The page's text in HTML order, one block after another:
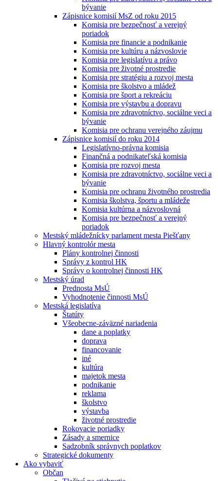
bývanie
Zápisnice komisií MsZ od roku 2015
Komisia pre bezpečnosť a verejný
poriadok
Komisia pre financie a podnikanie
Komisia pre kultúru a názvoslovie
Komisia pre legislatívu a právo
Komisia pre životné prostredie
Komisia pre stratégiu a rozvoj mesta
Komisia pre školstvo a mládež
Komisia pre šport a rekreáciu
Komisia pre výstavbu a dopravu
Komisia pre zdravotníctvo, sociálne veci a
bývanie
Komisia pre ochranu verejného záujmu
Zápisnice komisií do roku 2014
Legislatívno-právna komisia
Finančná a podnikateľská komisia
Komisia pre rozvoj mesta
Komisia pre zdravotníctvo, sociálne veci a
bývanie
Komisia pre ochranu životného prostredia
Komisia školstva, športu a mládeže
Komisia kultúrna a názvoslovná
Komisia pre bezpečnosť a verejný
poriadok
Mestský mládežnícky parlament mesta Piešťany
Hlavný kontrolór mesta
Plány kontrolnej činnosti
Správy z kontrol HK
Správy o kontrolnej činnosti HK
Mestský úrad
Prednosta MsÚ
Vyhodnotenie činnosti MsÚ
Mestská legislatíva
Štatúty
Všeobecne-záväzné nariadenia
dane a poplatky
doprava
financovanie
iné
kultúra
majetok mesta
podnikanie
reklama
školstvo
výstavba
životné prostredie
Rokovacie poriadky
Zásady a smernice
Sadzobník správnych poplatkov
Strategické dokumenty
Ako vybaviť
Občan